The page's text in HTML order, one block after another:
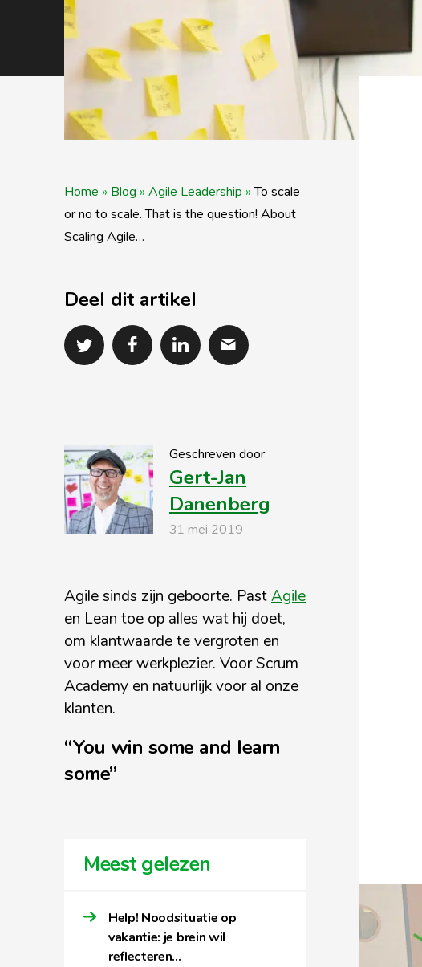
Home » Blog » Agile Leadership »To scale
or no to scale. That is the question! About
Scaling Agile…
Deel dit artikel
Geschreven door
Gert-Jan
Danenberg
31 mei 2019
Agile sinds zijn geboorte. PastAgile
en Lean toe op alles wat hij doet,
om klantwaarde te vergroten en
voor meer werkplezier. Voor Scrum
Academy en natuurlijk voor al onze
klanten.
“You win some and learn
some”
Meest gelezen
Help! Noodsituatie op
vakantie: je brein wil
reflecteren…